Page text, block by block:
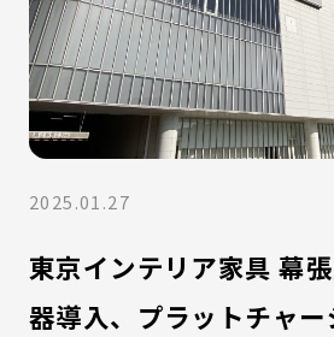
2025.01.27
東京インテリア家具 幕
器導入、プラットチャー